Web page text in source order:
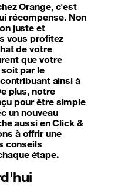
Orange, c'est
récompense. Non
juste et
vous profitez
de votre
que votre
par le
ainsi à
plus, notre
pour être simple
un nouveau
aussi en Click &
à offrir une
conseils
étape.